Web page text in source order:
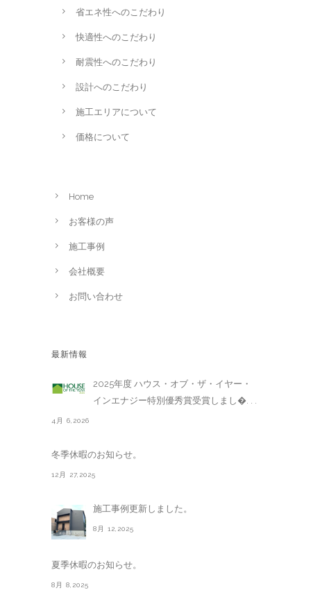
省エネ性へのこだわり
快適性へのこだわり
耐震性へのこだわり
設計へのこだわり
施工エリアについて
価格について
Home
お客様の声
施工事例
会社概要
お問い合わせ
最新情報
2025年度 ハウス・オブ・ザ・イヤー・
インエナジー特別優秀賞受賞しまし�. . .
4月 6,2026
冬季休暇のお知らせ。
12月 27,2025
施工事例更新しました。
8月 12,2025
夏季休暇のお知らせ。
8月 8,2025